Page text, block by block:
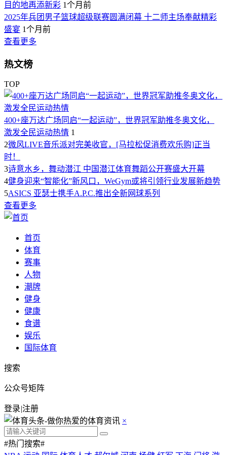
目的地再添新彩 1个月前
2025年兵团男子篮球超级联赛圆满闭幕 十二师主场奉献精彩
盛宴 1个月前
查看更多
热文榜
TOP
400+座万达广场同启“一起运动”，世界冠军助推冬奥文化，
激发全民运动热情 1
2微风LIVE音乐派对完美收官，[马拉松促消费欢乐购]正当
时！
3诗意水乡，舞动潜江 中国潜江体育舞蹈公开赛盛大开幕
4健身迎来“智能化”新风口，WeGym或将引领行业发展新趋势
5ASICS 亚瑟士携手A.P.C.推出全新网球系列
查看更多
首页
体育
赛事
人物
潮牌
健身
健康
食谱
娱乐
国际体育
搜索
公众号矩阵
登录|注册
×
#热门搜索#